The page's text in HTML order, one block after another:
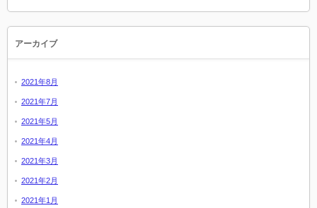
アーカイブ
2021年8月
2021年7月
2021年5月
2021年4月
2021年3月
2021年2月
2021年1月